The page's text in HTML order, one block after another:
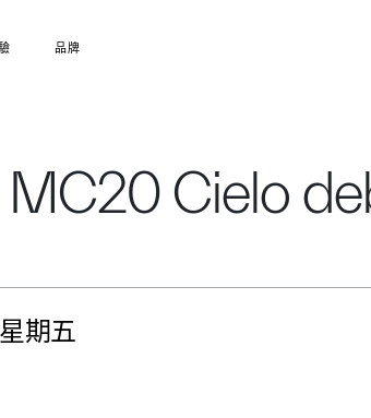
品牌
Cielo
期五